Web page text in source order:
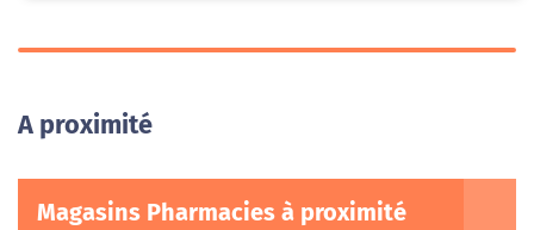
A proximité
Magasins Pharmacies à proximité